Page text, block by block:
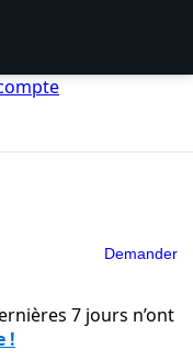
Demander
7 jours n’ont
!